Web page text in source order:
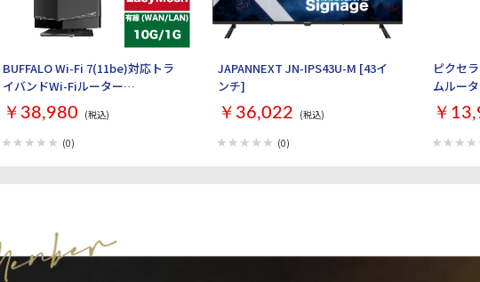
BUFFALO Wi-Fi 7(11be)対応トラ
イバンドWi-Fiルーター
AirStation WXR9300BE6P [ブラ
ック]
￥38,980 (税込)
(0)
JAPANNEXT JN-IPS43U-M [43イ
ンチ]
￥36,022 (税込)
(0)
ピクセ
ムルー
￥